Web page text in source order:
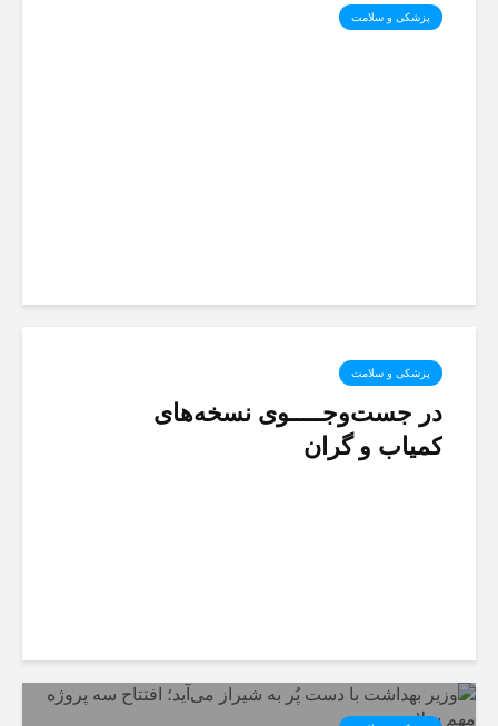
پزشکی و سلامت
پزشکی و سلامت
در جست‌وجـــــوی نسخه‌های
کمیاب و گران